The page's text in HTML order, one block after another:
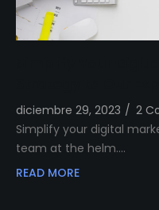
diciembre 29, 2023 / 2
Simplify your digital
team at the helm.…
READ MORE